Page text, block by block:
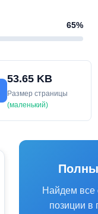
65%
53.65 KB
Размер страницы
(маленький)
Найдем
позиции в